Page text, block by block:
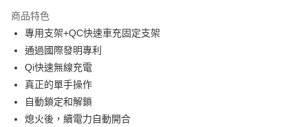
臺灣中小企業銀行
匯豐（台灣）商業銀行
聯邦商業銀行
元大商業銀行
玉山商業銀行
台灣樂天信用卡公司
Apple Pay
街口支付
悠遊付
Google Pay
全盈+PAY
商品特色
專用支架+QC快速車充固定支架
通過國際發明專利
Qi快速無線充電
真正的單手操作
自動鎖定和解鎖
熄火後，續電力自動開合